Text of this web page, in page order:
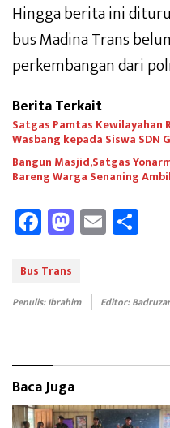
Hingga berita ini
bus Madina Trans
perkembangan dari
Berita Terkait
Satgas Pamtas Kewilayahan
Wasbang kepada Siswa SDN
Bangun Masjid,Satgas
Bareng Warga Senaning
Fa
ce
b
oo
M
as
d
E
m
Bus Trans
Penulis: Ibrahim Editor:
Baca Juga